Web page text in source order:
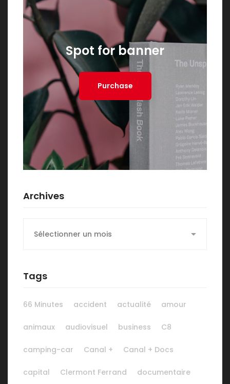
Spot for banner
Purchase
Archives
Tags
66 Minutes accident actualité amour
animaux audiovisuel business C8
camping-car Canal + Canal + Docs
capital Clermont Ferrand documentaire